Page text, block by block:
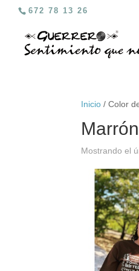
672 78 13 26
Inicio / Color
Marrón
Mostrando el